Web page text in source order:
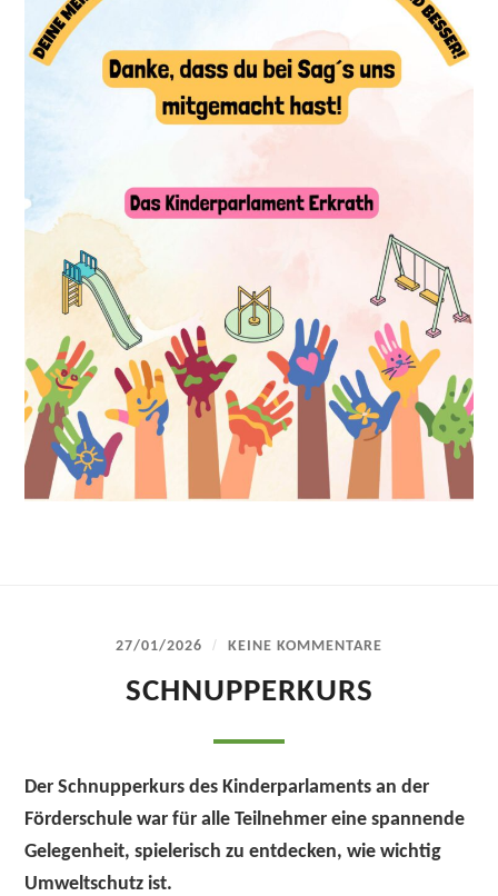
27/01/2026 / KEINE KOMMENTARE
SCHNUPPERKURS
Der Schnupperkurs des Kinderparlaments an der
Förderschule war für alle Teilnehmer eine spannende
Gelegenheit, spielerisch zu entdecken, wie wichtig
Umweltschutz ist.